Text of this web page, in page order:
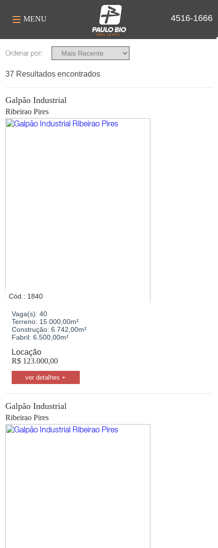
4516-1666
MENU
Você Deseja
Finalidade
Industrial
Comercial
Terreno Residencial
Cidades
Ribeirao Pires
Bairros
Bairro
Valor
Mínimo Máximo
Ordenar por:
37 Resultados encontrados
Galpão Industrial
Ribeirao Pires
Cód.: 1840
Vaga(s): 40
Terreno: 15.000,00m²
Construção: 6.742,00m²
Fabril: 6.500,00m²
Locação
R$123.000,00
ver detalhes +
Galpão Industrial
Ribeirao Pires